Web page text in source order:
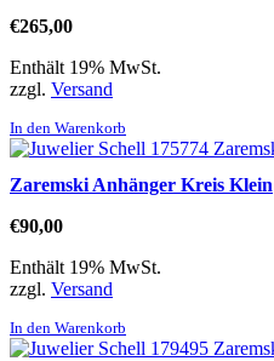
€265,00
Enthält 19% MwSt.
zzgl. Versand
In den Warenkorb
Zaremski Anhänger Kreis Klein
€90,00
Enthält 19% MwSt.
zzgl. Versand
In den Warenkorb